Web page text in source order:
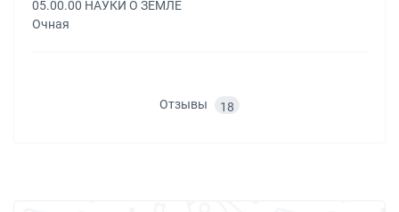
05.00.00 НАУКИ О ЗЕМЛЕ
Очная
Отзывы 18